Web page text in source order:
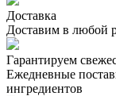
Доставка
Доставим в любой
Гарантируем
Ежедневные
ингредиентов